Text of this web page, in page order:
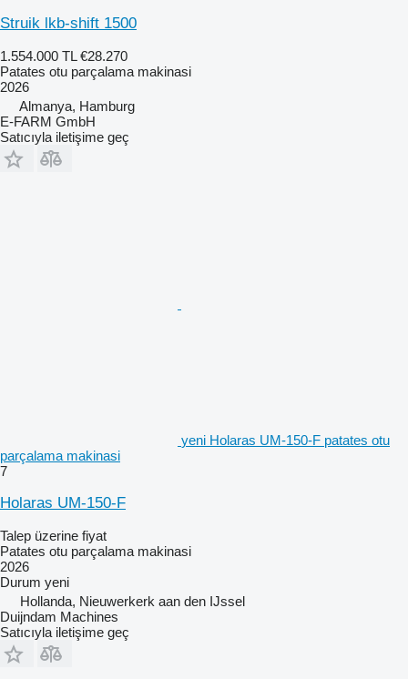
Struik lkb-shift 1500
1.554.000 TL €28.270
Patates otu parçalama makinasi
2026
Almanya, Hamburg
E-FARM GmbH
Satıcıyla iletişime geç
yeni Holaras UM-150-F patates otu
parçalama makinasi
7
Holaras UM-150-F
Talep üzerine fiyat
Patates otu parçalama makinasi
2026
Durum yeni
Hollanda, Nieuwerkerk aan den IJssel
Duijndam Machines
Satıcıyla iletişime geç